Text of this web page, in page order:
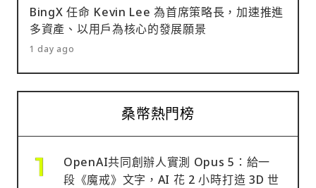
BingX 任命 Kevin Lee 為首席策略長，加速推進
多資產、以用戶為核心的發展願景
1 day ago
桑幣熱門榜
OpenAI共同創辦人實測 Opus 5：給一
段《魔戒》文字，AI 花 2 小時打造 3D 世